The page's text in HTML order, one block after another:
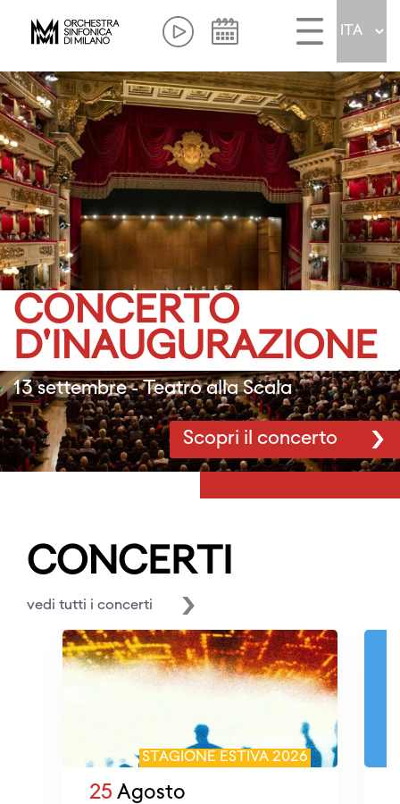
CONCERTO
D'INAUGURAZIONE
13 settembre - Teatro alla Scala
Scopri il concerto
CONCERTI
vedi tutti i concerti
STAGIONE ESTIVA 2026
25 Agosto